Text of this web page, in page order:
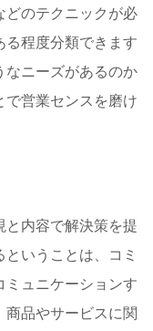
どのテクニックが必
程度分類できます
なニーズがあるのか
で営業センスを磨け
内容で解決策を提
いうことは、コミ
ミュニケーションす
商品やサービスに関